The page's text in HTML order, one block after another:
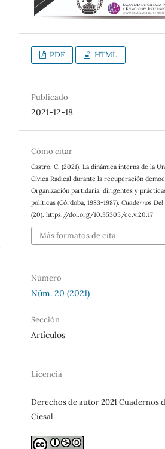
PDF HTML
Publicado
2021-12-18
Cómo citar
Castro, C. (2021). La dinámica interna de la
Cívica Radical durante la recuperación
Organización partidaria, dirigentes y
políticas (Córdoba, 1983-1987).Cuadernos Del
(20). https://doi.org/10.35305/cc.vi20.17
Más formatos de cita
Número
Núm. 20 (2021)
Sección
Artículos
Licencia
Derechos de autor 2021 Cuadernos
Ciesal